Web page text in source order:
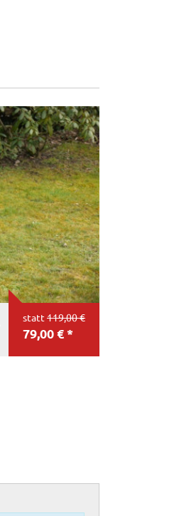
statt 119,00 €
79,00 € *